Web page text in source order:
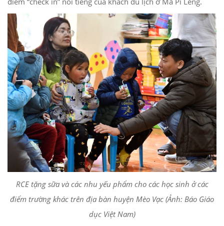
RCE tặng sữa và các nhu yếu phẩm cho các học sinh ở các
điểm trường khác trên địa bàn huyện Mèo Vạc (Ảnh: Báo Giáo
dục Việt Nam)